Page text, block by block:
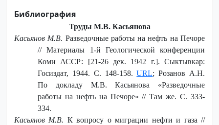
Библиография
Труды М.В. Касьянова
Касьянов М.В. Разведочные работы на нефть на Печоре
// Материалы 1-й Геологической конференции
Коми АССР: [21-26 дек. 1942 г.]. Сыктывкар:
Госиздат, 1944. С. 148-158.URL; Розанов А.Н.
По докладу М.В. Касьянова «Разведочные
работы на нефть на Печоре» // Там же. С. 333-
334.
Касьянов М.В. К вопросу о миграции нефти и газа //